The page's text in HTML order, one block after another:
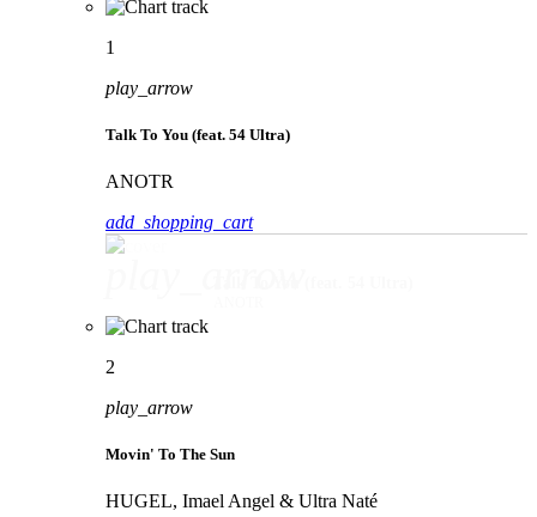
1
play_arrow
Talk To You (feat. 54 Ultra)
ANOTR
add_shopping_cart
2
play_arrow
Movin' To The Sun
HUGEL, Imael Angel & Ultra Naté